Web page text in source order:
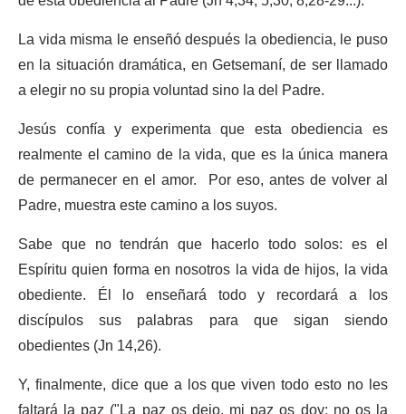
La vida misma le enseñó después la obediencia, le puso
en la situación dramática, en Getsemaní, de ser llamado
a elegir no su propia voluntad sino la del Padre.
Jesús confía y experimenta que esta obediencia es
realmente el camino de la vida, que es la única manera
de permanecer en el amor. Por eso, antes de volver al
Padre, muestra este camino a los suyos.
Sabe que no tendrán que hacerlo todo solos: es el
Espíritu quien forma en nosotros la vida de hijos, la vida
obediente. Él lo enseñará todo y recordará a los
discípulos sus palabras para que sigan siendo
obedientes (Jn 14,26).
Y, finalmente, dice que a los que viven todo esto no les